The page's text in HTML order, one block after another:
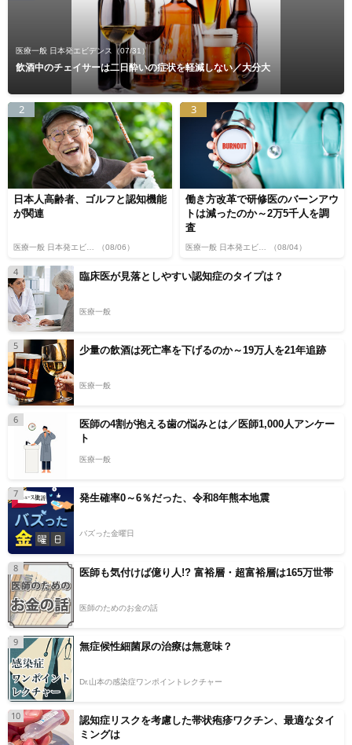
医療一般 日本発エビデンス （07/31）
飲酒中のチェイサーは二日酔いの症状を軽減しない／大分大
2
日本人高齢者、ゴルフと認知機能
が関連
（08/06）
3
働き方改革で研修医のバーンアウ
トは減ったのか～2万5千人を調
査
（08/04）
4 臨床医が見落としやすい認知症のタイプは？
医療一般
5 少量の飲酒は死亡率を下げるのか～19万人を21年追跡
医療一般
6
医師の4割が抱える歯の悩みとは／医師1,000人アンケー
ト
医療一般
7 発生確率0～6％だった、令和8年熊本地震
バズった金曜日
8 医師も気付けば億り人!? 富裕層・超富裕層は165万世帯
医師のためのお金の話
9 無症候性細菌尿の治療は無意味？
Dr.山本の感染症ワンポイントレクチャー
10
認知症リスクを考慮した帯状疱疹ワクチン、最適なタイ
ミングは